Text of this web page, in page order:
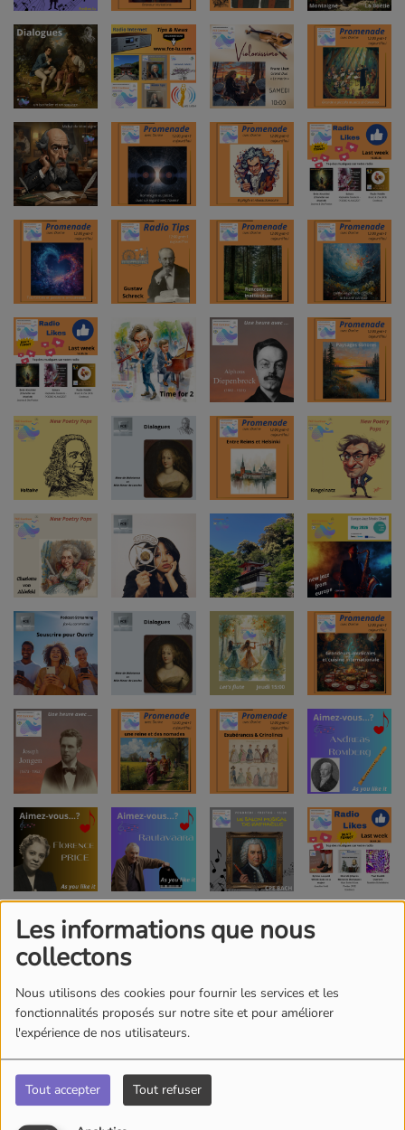
Les informations que nous
collectons
Nous utilisons des cookies pour fournir les services et les
fonctionnalités proposés sur notre site et pour améliorer
l'expérience de nos utilisateurs.
Tout accepter Tout refuser